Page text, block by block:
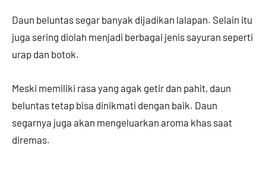
Daun beluntas segar banyak dijadikan lalapan. Selain itu
juga sering diolah menjadi berbagai jenis sayuran seperti
urap dan botok.
Meski memiliki rasa yang agak getir dan pahit, daun
beluntas tetap bisa dinikmati dengan baik. Daun
segarnya juga akan mengeluarkan aroma khas saat
diremas.